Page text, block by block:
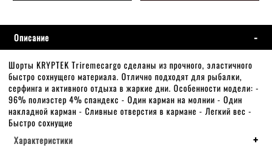
Описание
Шорты KRYPTEK Triremecargo сделаны из прочного, эластичного
быстро сохнущего материала. Отлично подходят для рыбалки,
серфинга и активного отдыха в жаркие дни. Особенности модели: -
96% полиэстер 4% спандекс - Один карман на молнии - Один
накладной карман - Сливные отверстия в кармане - Легкий вес -
Быстро сохнущие
Характеристики